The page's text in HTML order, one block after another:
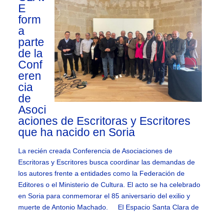
E
form
a
parte
de la
Conf
eren
cia
de
Asoci
aciones de Escritoras y Escritores
que ha nacido en Soria
La recién creada Conferencia de Asociaciones de
Escritoras y Escritores busca coordinar las demandas de
los autores frente a entidades como la Federación de
Editores o el Ministerio de Cultura. El acto se ha celebrado
en Soria para conmemorar el 85 aniversario del exilio y
muerte de Antonio Machado. El Espacio Santa Clara de